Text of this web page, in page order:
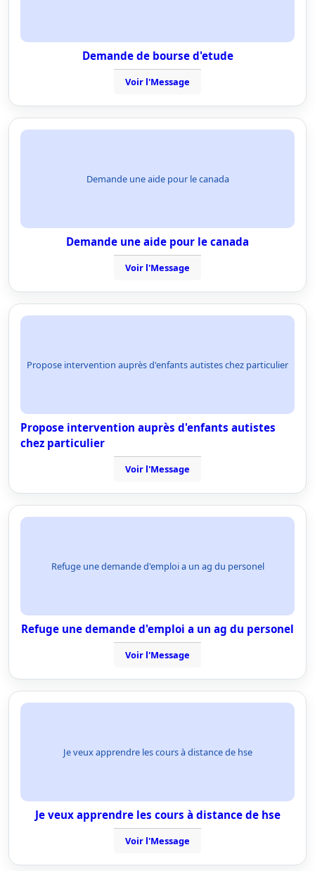
Demande de bourse d'etude
Voir l'Message
Demande une aide pour le canada
Demande une aide pour le canada
Voir l'Message
Propose intervention auprès d'enfants autistes chez particulier
Propose intervention auprès d'enfants autistes
chez particulier
Voir l'Message
Refuge une demande d'emploi a un ag du personel
Refuge une demande d'emploi a un ag du personel
Voir l'Message
Je veux apprendre les cours à distance de hse
Je veux apprendre les cours à distance de hse
Voir l'Message